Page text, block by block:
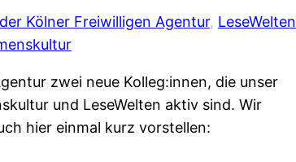
Kölner Freiwilligen Agentur, LeseWelten
zwei neue Kolleg:innen, die unser
und LeseWelten aktiv sind. Wir
hier einmal kurz vorstellen: